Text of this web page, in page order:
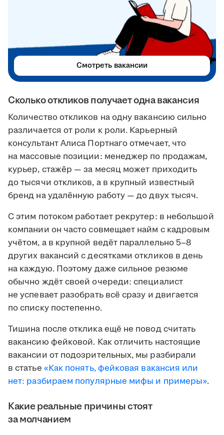
Сколько откликов получает одна вакансия
Количество откликов на одну вакансию сильно
различается от роли к роли. Карьерный
консультант Алиса Портнаго отмечает, что
на массовые позиции: менеджер по продажам,
курьер, стажёр — за месяц может приходить
до тысячи откликов, а в крупный известный
бренд на удалённую работу — до двух тысяч.
С этим потоком работает рекрутер: в небольшой
компании он часто совмещает найм с кадровым
учётом, а в крупной ведёт параллельно 5–8
других вакансий с десятками откликов в день
на каждую. Поэтому даже сильное резюме
обычно ждёт своей очереди: специалист
не успевает разобрать всё сразу и двигается
по списку постепенно.
Тишина после отклика ещё не повод считать
вакансию фейковой. Как отличить настоящие
вакансии от подозрительных, мы разбирали
в статье «Как понять, фейковая вакансия или
нет: разбираем популярные мифы и примеры».
Какие реальные причины стоят
за молчанием
Смотреть вакансии